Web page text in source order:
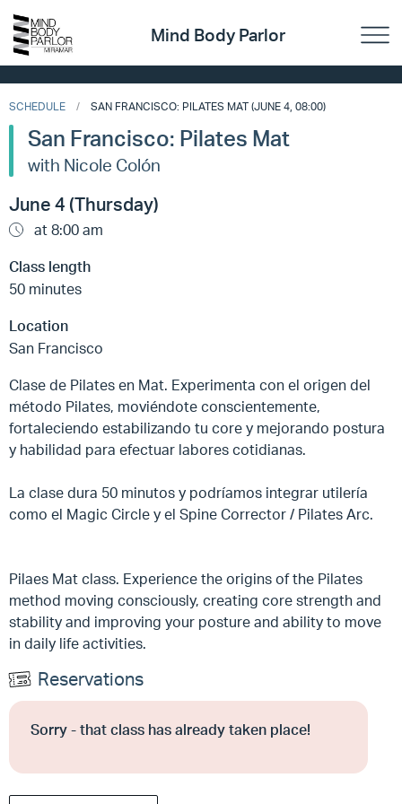
Mind Body Parlor
SCHEDULE SAN FRANCISCO: PILATES MAT (JUNE 4, 08:00)
San Francisco: Pilates Mat
with Nicole Colón
June 4 (Thursday)
at 8:00 am
Class length
50 minutes
Location
San Francisco
Clase de Pilates en Mat. Experimenta con el origen del
método Pilates, moviéndote conscientemente,
fortaleciendo estabilizando tu core y mejorando postura
y habilidad para efectuar labores cotidianas.
La clase dura 50 minutos y podríamos integrar utilería
como el Magic Circle y el Spine Corrector / Pilates Arc.
Pilaes Mat class. Experience the origins of the Pilates
method moving consciously, creating core strength and
stability and improving your posture and ability to move
in daily life activities.
Reservations
Sorry - that class has already taken place!